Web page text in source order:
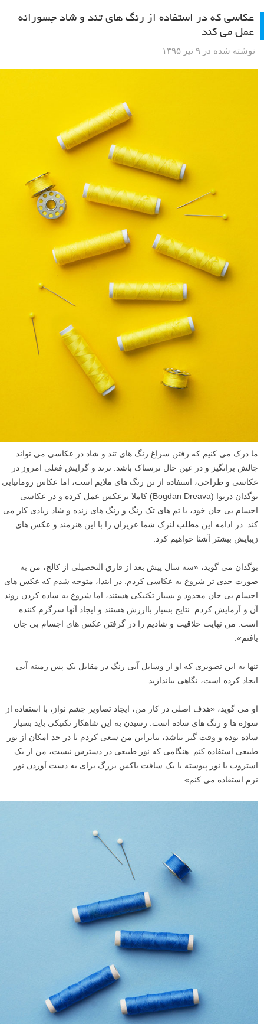
عکاسی که در استفاده از رنگ های تند و شاد جسورانه
عمل می کند
نوشته شده در ۹ تیر ۱۳۹۵
ما درک می کنیم که رفتن سراغ رنگ های تند و شاد در عکاسی می تواند
چالش برانگیز و در عین حال ترسناک باشد. ترند و گرایش فعلی امروز در
عکاسی و طراحی، استفاده از تن رنگ های ملایم است، اما عکاس رومانیایی
بوگدان دریوا (Bogdan Dreava) کاملا برعکس عمل کرده و در عکاسی
اجسام بی جان خود، با تم های تک رنگ و رنگ های زنده و شاد زیادی کار می
کند. در ادامه این مطلب لنزک شما عزیزان را با این هنرمند و عکس های
زیبایش بیشتر آشنا خواهیم کرد.
بوگدان می گوید، «سه سال پیش بعد از فارق التحصیلی از کالج، من به
صورت جدی تر شروع به عکاسی کردم. در ابتدا، متوجه شدم که عکس های
اجسام بی جان محدود و بسیار تکنیکی هستند، اما شروع به ساده کردن روند
آن و آزمایش کردم. نتایج بسیار باارزش هستند و ایجاد آنها سرگرم کننده
است. من نهایت خلاقیت و شادیم را در گرفتن عکس های اجسام بی جان
یافتم».
تنها به این تصویری که او از وسایل آبی رنگ در مقابل یک پس زمینه آبی
ایجاد کرده است، نگاهی بیاندازید.
او می گوید، «هدف اصلی در کار من، ایجاد تصاویر چشم نواز، با استفاده از
سوژه ها و رنگ های ساده است. رسیدن به این شاهکار تکنیکی باید بسیار
ساده بوده و وقت گیر نباشد، بنابراین من سعی کردم تا در حد امکان از نور
طبیعی استفاده کنم. هنگامی که نور طبیعی در دسترس نیست، من از یک
استروب یا نور پیوسته با یک سافت باکس بزرگ برای به دست آوردن نور
نرم استفاده می کنم».